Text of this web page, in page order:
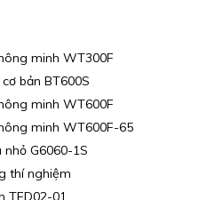
minh WT300F
bản BT600S
minh WT600F
minh WT600F-65
G6060-1S
thí nghiệm
TFD02-01